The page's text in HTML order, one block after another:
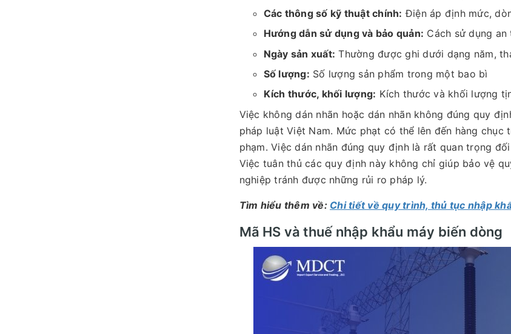
Các thông số kỹ thuật chính: Điện áp định mức,
Hướng dẫn sử dụng và bảo quản: Cách sử dụng
Ngày sản xuất: Thường được ghi dưới dạng năm,
Số lượng: Số lượng sản phẩm trong một bao bì
Kích thước, khối lượng: Kích thước và khối lượng
Việc không dán nhãn hoặc dán nhãn không đúng quy
pháp luật Việt Nam. Mức phạt có thể lên đến hàng
phạm. Việc dán nhãn đúng quy định là rất quan trọng
Việc tuân thủ các quy định này không chỉ giúp bảo vệ
nghiệp tránh được những rủi ro pháp lý.
Tìm hiểu thêm về: Chi tiết về quy trình, thủ tục nhập
Mã HS và thuế nhập khẩu máy biến dòng